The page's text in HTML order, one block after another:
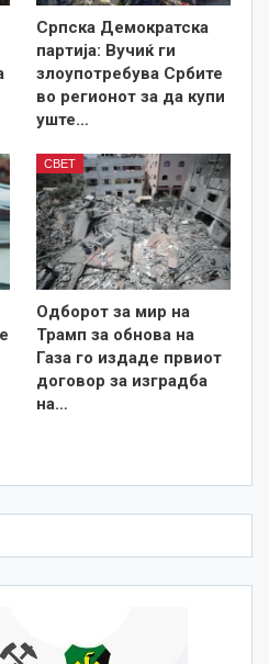
Српска Демократска
партија: Вучиќ ги
злоупотребува Србите
во регионот за да купи
уште…
СВЕТ
Одборот за мир на
Трамп за обнова на
Газа го издаде првиот
договор за изградба
на…